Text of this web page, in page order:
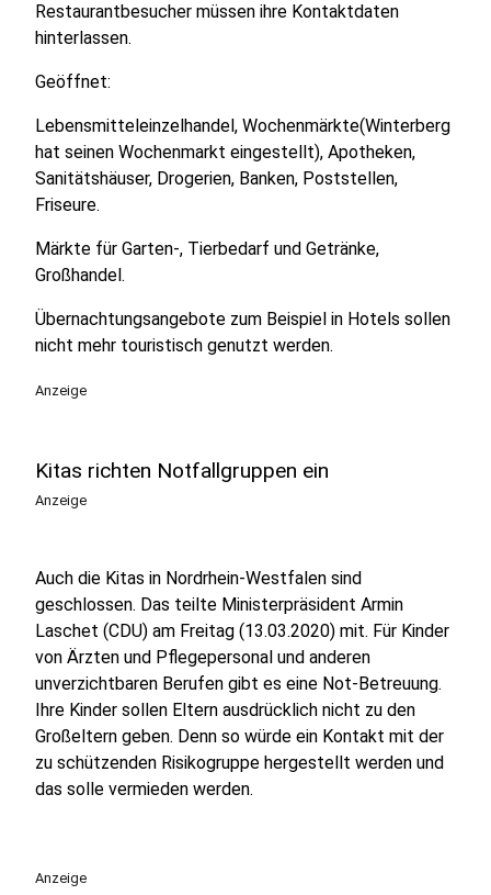
Restaurantbesucher müssen ihre Kontaktdaten
hinterlassen.
Geöffnet:
Lebensmitteleinzelhandel, Wochenmärkte(Winterberg
hat seinen Wochenmarkt eingestellt), Apotheken,
Sanitätshäuser, Drogerien, Banken, Poststellen,
Friseure.
Märkte für Garten-, Tierbedarf und Getränke,
Großhandel.
Übernachtungsangebote zum Beispiel in Hotels sollen
nicht mehr touristisch genutzt werden.
Anzeige
Kitas richten Notfallgruppen ein
Anzeige
Auch die Kitas in Nordrhein-Westfalen sind
geschlossen. Das teilte Ministerpräsident Armin
Laschet (CDU) am Freitag (13.03.2020) mit. Für Kinder
von Ärzten und Pflegepersonal und anderen
unverzichtbaren Berufen gibt es eine Not-Betreuung.
Ihre Kinder sollen Eltern ausdrücklich nicht zu den
Großeltern geben. Denn so würde ein Kontakt mit der
zu schützenden Risikogruppe hergestellt werden und
das solle vermieden werden.
Anzeige